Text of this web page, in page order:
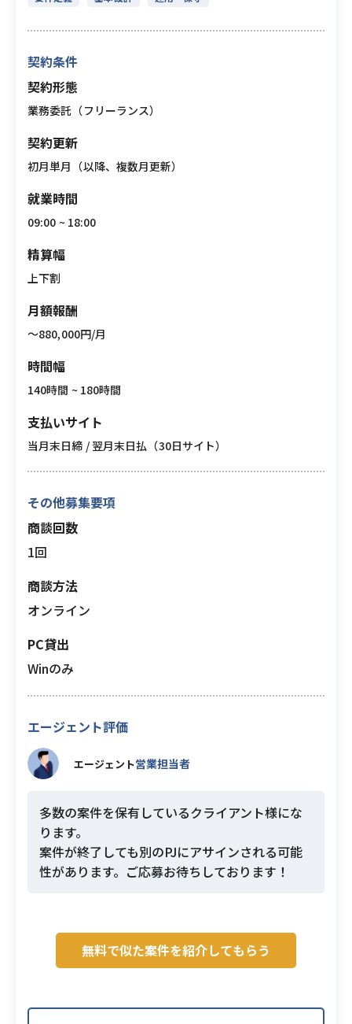
契約条件
契約形態
業務委託（フリーランス）
契約更新
初月単月（以降、複数月更新）
就業時間
09:00 ~ 18:00
精算幅
上下割
月額報酬
〜880,000円/月
時間幅
140時間 ~ 180時間
支払いサイト
当月末日締 / 翌月末日払（30日サイト）
その他募集要項
商談回数
1回
商談方法
オンライン
PC貸出
Winのみ
エージェント評価
エージェント営業担当者
多数の案件を保有しているクライアント様にな
ります。
案件が終了しても別のPJにアサインされる可能
性があります。ご応募お待ちしております！
無料で似た案件を紹介してもらう